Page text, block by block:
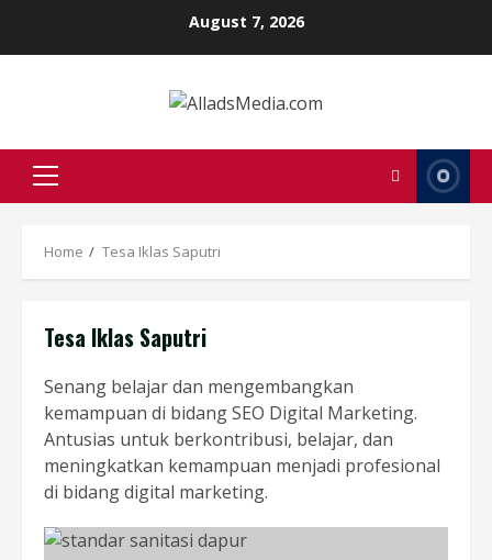
August 7, 2026
Primary
Menu
Home Tesa Iklas Saputri
Tesa Iklas Saputri
Senang belajar dan mengembangkan
kemampuan di bidang SEO Digital Marketing.
Antusias untuk berkontribusi, belajar, dan
meningkatkan kemampuan menjadi profesional
di bidang digital marketing.